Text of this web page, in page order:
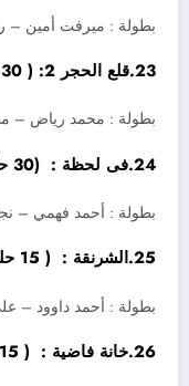
بطولة : ميرفت أمين –
23.قلع الحجر 2: ( 30 حلقة )
بطولة : محمد رياض –
24.فى لحظة : (30 حلقة )
بطولة : أحمد فهمي –
25.الشرنقة : ( 15 حلقة )
بطولة : أحمد داوود –
26.خانة فاضية : ( 15 حلقة )